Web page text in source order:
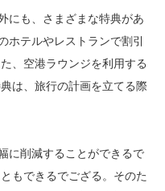
にも、さまざまな特典があ
ホテルやレストランで割引
、空港ラウンジを利用する
は、旅行の計画を立てる際
に削減することができるで
もできるでござる。そのた